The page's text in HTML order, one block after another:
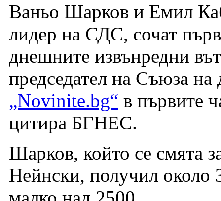
Ваньо Шарков и Емил
лидер на СДС, сочат
днешните извънредни
председател на Съюза
„Novinite.bg“ в първите
цитира БГНЕС.
Шарков, който се смята
Нейнски, получил около